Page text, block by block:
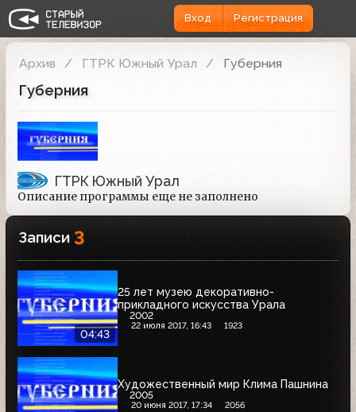
Вход Регистрация
Архив ГТРК Южный Урал Губерния
Губерния
ГТРК Южный Урал
Описание программы еще не заполнено
Записи 3
04:43
25 лет музею декоративно-
прикладного искусства Урала
2002
22 июля 2017, 16:43 1923
Художественный мир Клима Пашнина
2005
20 июня 2017, 17:34 2056